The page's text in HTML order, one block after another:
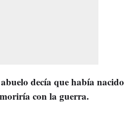
decía que había nacido
con la guerra.